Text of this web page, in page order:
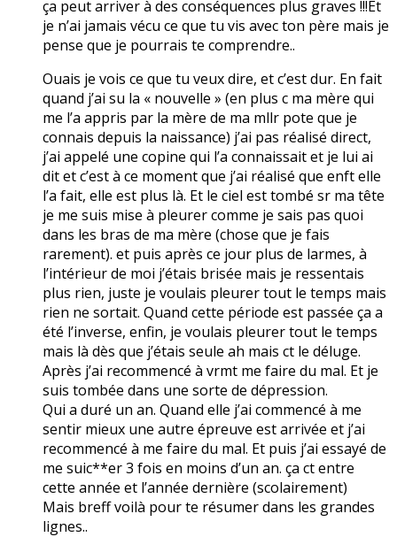
ça peut arriver à des conséquences plus graves !!!Et
je n’ai jamais vécu ce que tu vis avec ton père mais je
pense que je pourrais te comprendre..
Ouais je vois ce que tu veux dire, et c’est dur. En fait
quand j’ai su la « nouvelle » (en plus c ma mère qui
me l’a appris par la mère de ma mllr pote que je
connais depuis la naissance) j’ai pas réalisé direct,
j’ai appelé une copine qui l’a connaissait et je lui ai
dit et c’est à ce moment que j’ai réalisé que enft elle
l’a fait, elle est plus là. Et le ciel est tombé sr ma tête
je me suis mise à pleurer comme je sais pas quoi
dans les bras de ma mère (chose que je fais
rarement). et puis après ce jour plus de larmes, à
l’intérieur de moi j’étais brisée mais je ressentais
plus rien, juste je voulais pleurer tout le temps mais
rien ne sortait. Quand cette période est passée ça a
été l’inverse, enfin, je voulais pleurer tout le temps
mais là dès que j’étais seule ah mais ct le déluge.
Après j’ai recommencé à vrmt me faire du mal. Et je
suis tombée dans une sorte de dépression.
Qui a duré un an. Quand elle j’ai commencé à me
sentir mieux une autre épreuve est arrivée et j’ai
recommencé à me faire du mal. Et puis j’ai essayé de
me suic**er 3 fois en moins d’un an. ça ct entre
cette année et l’année dernière (scolairement)
Mais breff voilà pour te résumer dans les grandes
lignes..